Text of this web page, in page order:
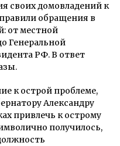
своих домовладений к
обращения в
от местной
Генеральной
РФ. В ответ
к острой проблеме,
Александру
привлечь к острому
получилось,